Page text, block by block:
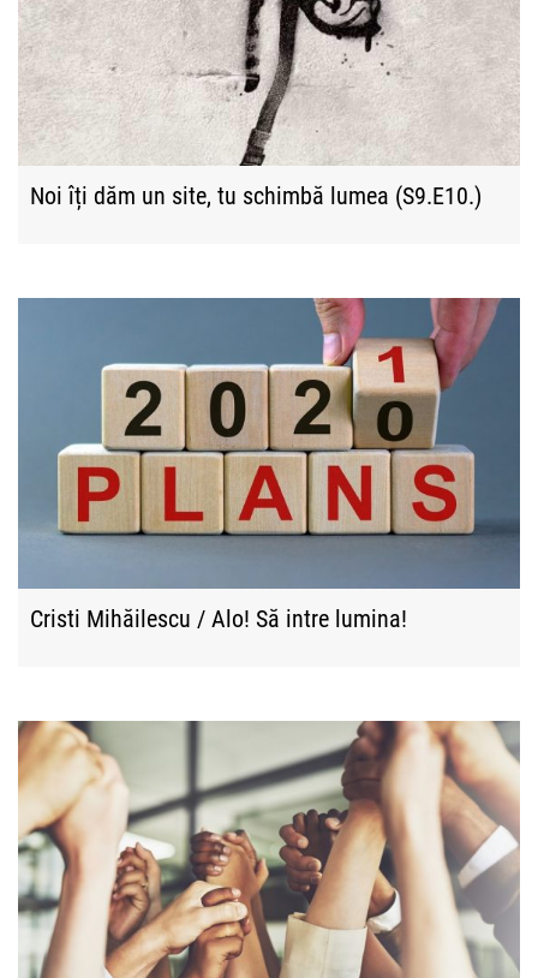
Noi îți dăm un site, tu schimbă lumea (S9.E10.)
Cristi Mihăilescu / Alo! Să intre lumina!